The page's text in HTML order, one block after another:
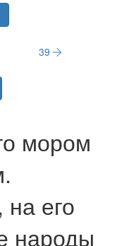
39
мором
его
народы